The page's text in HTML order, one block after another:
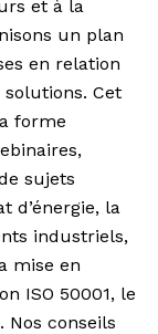
et à la
un plan
en relation
Cet
forme
sujets
d’énergie, la
industriels,
mise en
ISO 50001, le
Nos conseils